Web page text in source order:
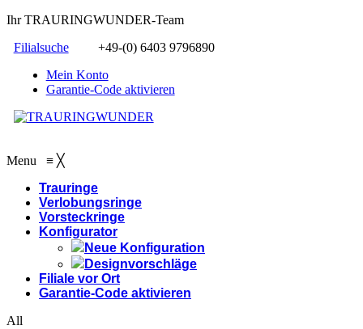
Ihr TRAURINGWUNDER-Team
Filialsuche
+49-(0) 6403 9796890
Mein Konto
Garantie-Code aktivieren
Menu ≡ ╳
Trauringe
Verlobungsringe
Vorsteckringe
Konfigurator
Neue Konfiguration
Designvorschläge
Filiale vor Ort
Garantie-Code aktivieren
All